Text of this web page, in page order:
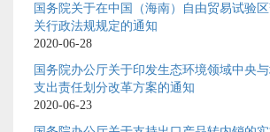
国务院关于在中国（海南）自由贸易试验
关行政法规规定的通知
2020-06-28
国务院办公厅关于印发生态环境领域中央
支出责任划分改革方案的通知
2020-06-23